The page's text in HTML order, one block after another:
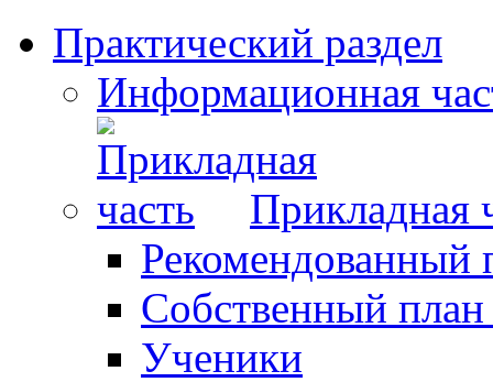
Практический раздел
Информационная
Прикладная
Рекомендованный
Собственный
Ученики